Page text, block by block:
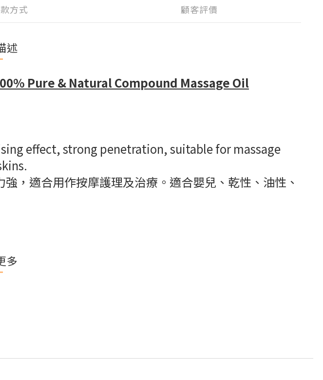
方式 顧客評價
述
Pure & Natural Compound Massage Oil
effect, strong penetration, suitable for massage
，適合用作按摩護理及治療。適合嬰兒、乾性、油性、
多